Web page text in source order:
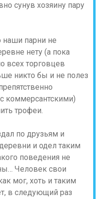
сунув хозяину пару
парни не
нету (а пока
всех торговцев
никто бы и не полез
коммерсантскими)
трофеи.
по друзьям и
и одел таким
поведения не
Человек свои
мог, хоть и таким
в следующий раз